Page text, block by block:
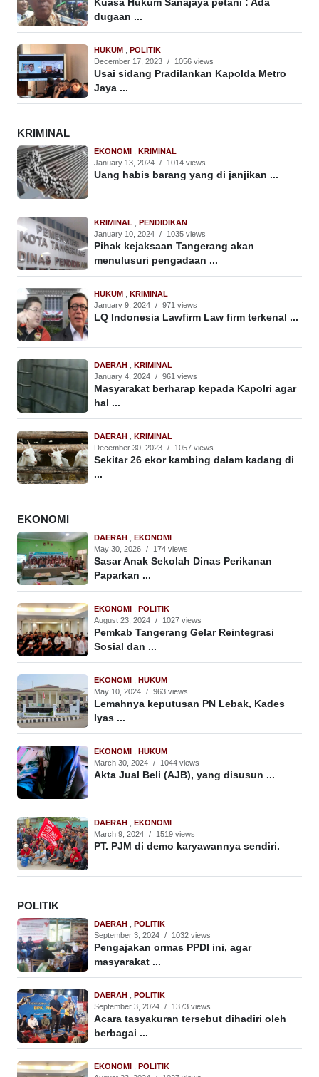
Kuasa Hukum Sanajaya petani : Ada
dugaan ...
HUKUM , POLITIK
December 17, 2023 / 1056 views
Usai sidang Pradilankan Kapolda Metro
Jaya ...
KRIMINAL
EKONOMI , KRIMINAL
January 13, 2024 / 1014 views
Uang habis barang yang di janjikan ...
KRIMINAL , PENDIDIKAN
January 10, 2024 / 1035 views
Pihak kejaksaan Tangerang akan
menulusuri pengadaan ...
HUKUM , KRIMINAL
January 9, 2024 / 971 views
LQ Indonesia Lawfirm Law firm terkenal ...
DAERAH , KRIMINAL
January 4, 2024 / 961 views
Masyarakat berharap kepada Kapolri agar
hal ...
DAERAH , KRIMINAL
December 30, 2023 / 1057 views
Sekitar 26 ekor kambing dalam kadang di
...
EKONOMI
DAERAH , EKONOMI
May 30, 2026 / 174 views
Sasar Anak Sekolah Dinas Perikanan
Paparkan ...
EKONOMI , POLITIK
August 23, 2024 / 1027 views
Pemkab Tangerang Gelar Reintegrasi
Sosial dan ...
EKONOMI , HUKUM
May 10, 2024 / 963 views
Lemahnya keputusan PN Lebak, Kades
Iyas ...
EKONOMI , HUKUM
March 30, 2024 / 1044 views
Akta Jual Beli (AJB), yang disusun ...
DAERAH , EKONOMI
March 9, 2024 / 1519 views
PT. PJM di demo karyawannya sendiri.
POLITIK
DAERAH , POLITIK
September 3, 2024 / 1032 views
Pengajakan ormas PPDI ini, agar
masyarakat ...
DAERAH , POLITIK
September 3, 2024 / 1373 views
Acara tasyakuran tersebut dihadiri oleh
berbagai ...
EKONOMI , POLITIK